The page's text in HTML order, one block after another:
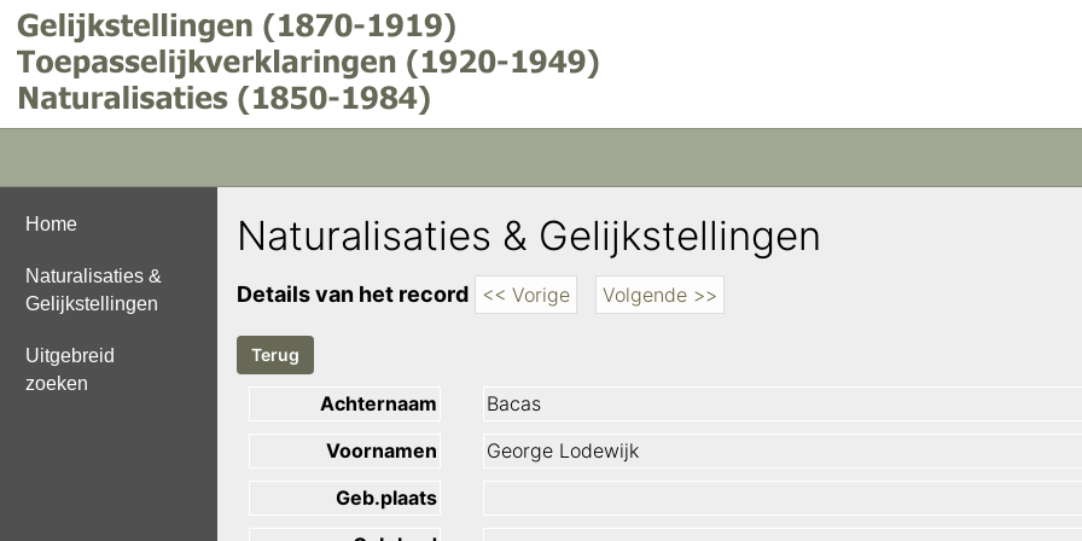
Home
Naturalisaties &
Gelijkstellingen
Uitgebreid
zoeken
Naturalisaties & Gelijkstellingen
Details van het record << Vorige Volgende >>
Achternaam
Bacas
Voornamen
George Lodewijk
Geb.plaats